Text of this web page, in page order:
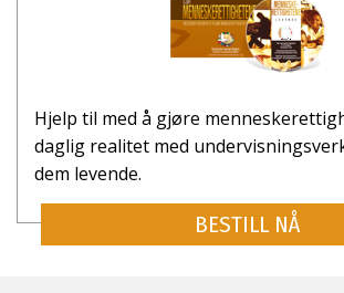
Hjelp til med å gjøre
daglig realitet med
dem levende.
BESTILL NÅ